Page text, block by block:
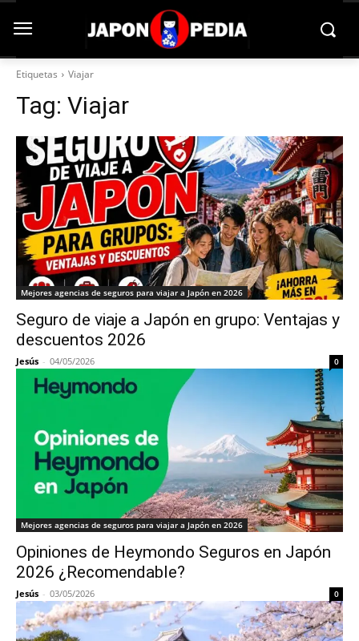
Etiquetas Viajar
Tag: Viajar
Mejores agencias de seguros para viajar a Japón en 2026
Seguro de viaje a Japón en grupo: Ventajas y
descuentos 2026
Jesús - 04/05/2026 0
Mejores agencias de seguros para viajar a Japón en 2026
Opiniones de Heymondo Seguros en Japón
2026 ¿Recomendable?
Jesús - 03/05/2026 0